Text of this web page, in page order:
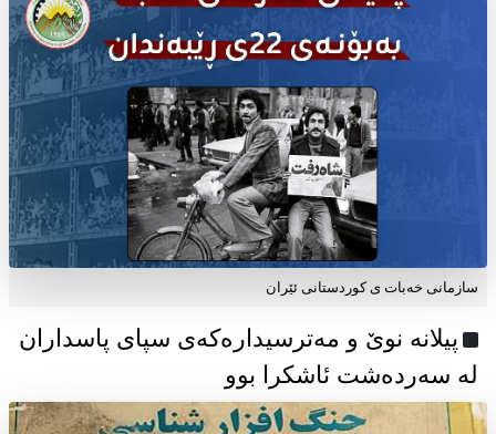
سازمانی خەبات ی كوردستانی ئێران
پیلانە نوێ و مەترسیدارەکەی سپای پاسداران
لە سەردەشت ئاشکرا بوو